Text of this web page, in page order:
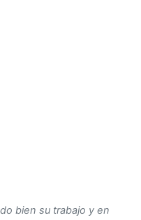
bien su trabajo y en